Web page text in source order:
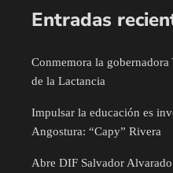
Entradas
Conmemora la
de la Lactancia
Impulsar la educación es
Angostura: “Capy” Rivera
Abre DIF Salvador